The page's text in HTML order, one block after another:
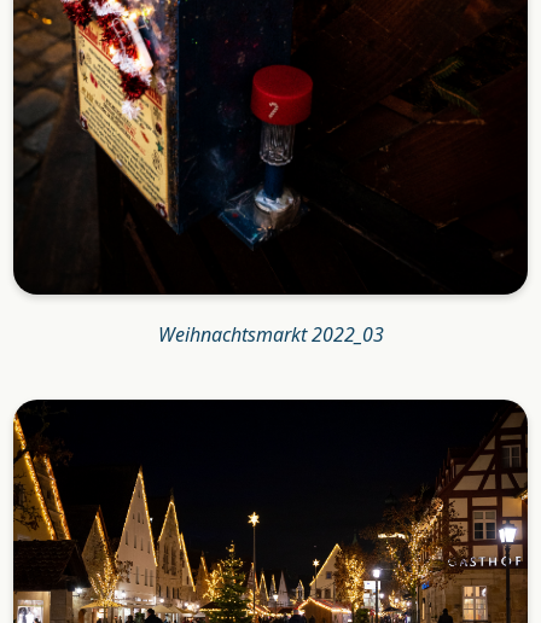
Weihnachtsmarkt 2022_03